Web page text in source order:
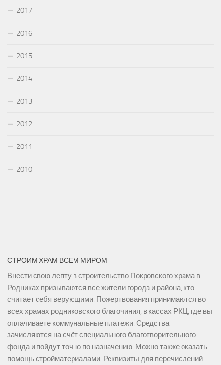
2017
2016
2015
2014
2013
2012
2011
2010
СТРОИМ ХРАМ ВСЕМ МИРОМ
Внести свою лепту в строительство Покровского храма в
Родниках призываются все жители города и района, кто
считает себя верующими. Пожертвования принимаются во
всех храмах родниковского благочиния, в кассах РКЦ, где вы
оплачиваете коммунальные платежи. Средства
зачисляются на счёт специального благотворительного
фонда и пойдут точно по назначению. Можно также оказать
помощь стройматериалами. Реквизиты для перечислений